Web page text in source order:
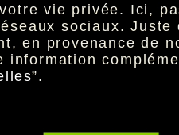
n'est pas disponible.
vie privée. Ici,
sociaux. Juste
en provenance de
”.